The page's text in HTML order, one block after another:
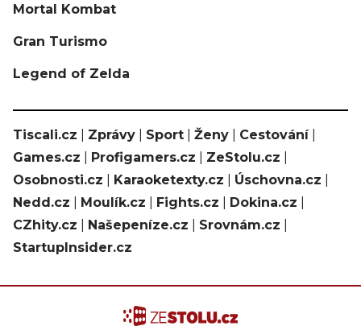
Mortal Kombat
Gran Turismo
Legend of Zelda
Tiscali.cz Zprávy Sport Ženy Cestování|
Games.cz
Profigamers.cz ZeStolu.cz
Osobnosti.cz
Karaoketexty.cz Úschovna.cz
Nedd.cz
Moulík.cz Fights.cz Dokina.cz
CZhity.cz
Našepeníze.cz Srovnám.cz
StartupInsider.cz